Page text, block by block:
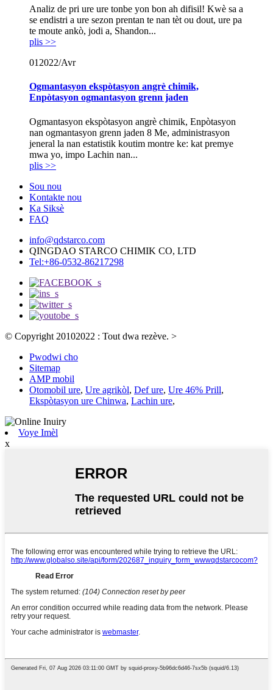
Analiz de pri ure ure tonbe yon bon ah difisil! Kwè sa a
se endistri a ure sezon prentan te nan tèt ou dout, ure pa
te moute ankò, jodi a, Shandon...
plis >>
01 2022/Avr
Ogmantasyon ekspòtasyon angrè chimik,
Enpòtasyon ogmantasyon grenn jaden
Ogmantasyon ekspòtasyon angrè chimik, Enpòtasyon
nan ogmantasyon grenn jaden 8 Me, administrasyon
jeneral la nan estatistik koutim montre ke: kat premye
mwa yo, impo Lachin nan...
plis >>
Sou nou
Kontakte nou
Ka Siksè
FAQ
info@qdstarco.com
QINGDAO STARCO CHIMIK CO, LTD
Tel:+86-0532-86217298
© Copyright 20102022 : Tout dwa rezève. >
Pwodwi cho
Sitemap
AMP mobil
Otomobil ure, Ure agrikòl, Def ure, Ure 46% Prill,
Ekspòtasyon ure Chinwa, Lachin ure,
Voye Imèl
x